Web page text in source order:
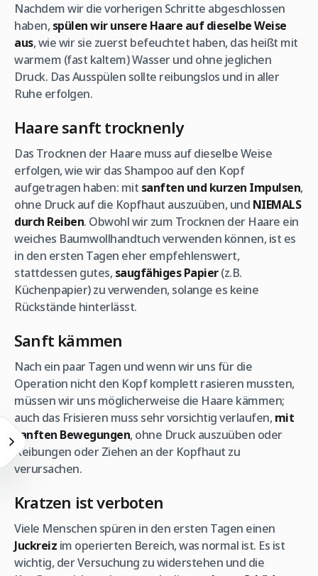
Nachdem wir die vorherigen Schritte abgeschlossen
haben, spülen wir unsere Haare auf dieselbe Weise
aus, wie wir sie zuerst befeuchtet haben, das heißt mit
warmem (fast kaltem) Wasser und ohne jeglichen
Druck. Das Ausspülen sollte reibungslos und in aller
Ruhe erfolgen.
Haare sanft trocknenly
Das Trocknen der Haare muss auf dieselbe Weise
erfolgen, wie wir das Shampoo auf den Kopf
aufgetragen haben: mit sanften und kurzen Impulsen,
ohne Druck auf die Kopfhaut auszuüben, und NIEMALS
durch Reiben. Obwohl wir zum Trocknen der Haare ein
weiches Baumwollhandtuch verwenden können, ist es
in den ersten Tagen eher empfehlenswert,
stattdessen gutes, saugfähiges Papier(z.B.
Küchenpapier) zu verwenden, solange es keine
Rückstände hinterlässt.
Sanft kämmen
Nach ein paar Tagen und wenn wir uns für die
Operation nicht den Kopf komplett rasieren mussten,
müssen wir uns möglicherweise die Haare kämmen;
auch das Frisieren muss sehr vorsichtig verlaufen, mit
sanften Bewegungen, ohne Druck auszuüben oder
Reibungen oder Ziehen an der Kopfhaut zu
verursachen.
Kratzen ist verboten
Viele Menschen spüren in den ersten Tagen einen
Juckreiz im operierten Bereich, was normal ist. Es ist
wichtig, der Versuchung zu widerstehen und die